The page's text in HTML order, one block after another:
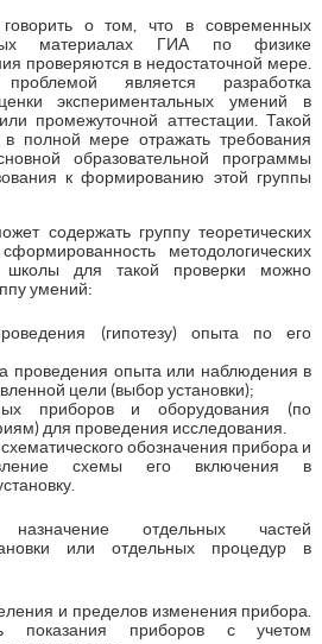
о том, что в современных
материалах ГИА по физике
проверяются в недостаточной мере.
является разработка
экспериментальных умений в
промежуточной аттестации. Такой
полной мере отражать требования
образовательной программы
к формированию этой группы
содержать группу теоретических
методологических
для такой проверки можно
умений:
(гипотезу) опыта по его
проведения опыта или наблюдения в
цели (выбор установки);
приборов и оборудования (по
для проведения исследования.
обозначения прибора и
схемы его включения в
отдельных частей
или отдельных процедур в
и пределов изменения прибора.
показания приборов с учетом